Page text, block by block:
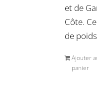
et de
Côte.
de
Ajouter
panier